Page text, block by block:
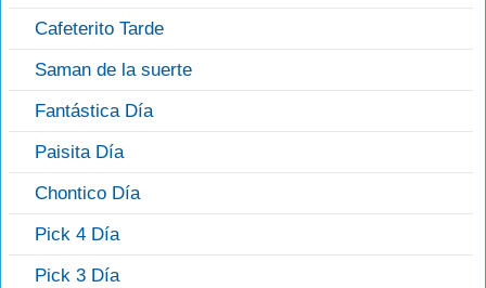
Cafeterito Tarde
Saman de la suerte
Fantástica Día
Paisita Día
Chontico Día
Pick 4 Día
Pick 3 Día